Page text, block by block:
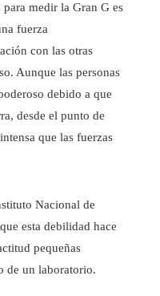
medir la Gran G es
fuerza
con las otras
Aunque las personas
debido a que
desde el punto de
que las fuerzas
Nacional de
esta debilidad hace
pequeñas
de un laboratorio.